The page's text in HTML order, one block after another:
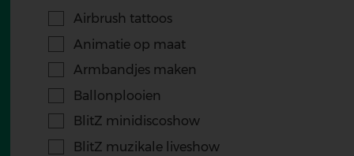
Airbrush tattoos
Animatie op maat
Armbandjes maken
Ballonplooien
BlitZ minidiscoshow
BlitZ muzikale liveshow